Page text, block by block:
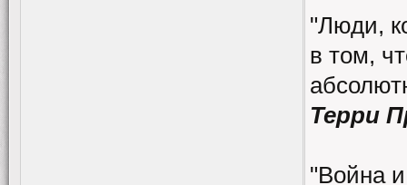
"Люди,
в том,
Терри
"Война